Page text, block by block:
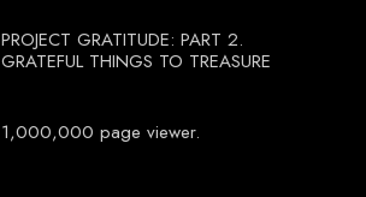
PROJECT GRATITUDE: PART 2.
GRATEFUL THINGS TO TREASURE
1,000,000 page viewer.